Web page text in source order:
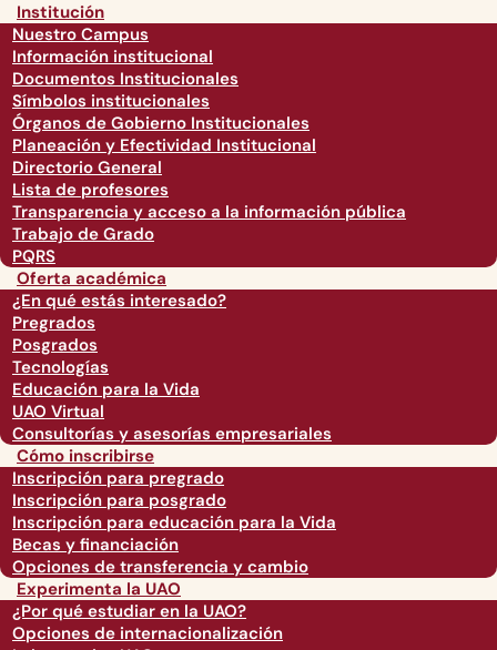
Institución
Nuestro Campus
Información institucional
Documentos Institucionales
Símbolos institucionales
Órganos de Gobierno Institucionales
Planeación y Efectividad Institucional
Directorio General
Lista de profesores
Transparencia y acceso a la información pública
Trabajo de Grado
PQRS
Oferta académica
¿En qué estás interesado?
Pregrados
Posgrados
Tecnologías
Educación para la Vida
UAO Virtual
Consultorías y asesorías empresariales
Cómo inscribirse
Inscripción para pregrado
Inscripción para posgrado
Inscripción para educación para la Vida
Becas y financiación
Opciones de transferencia y cambio
Experimenta la UAO
¿Por qué estudiar en la UAO?
Opciones de internacionalización